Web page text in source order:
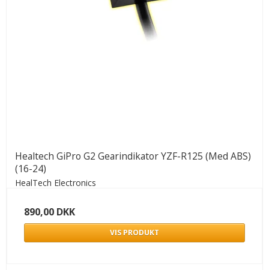
Healtech GiPro G2 Gearindikator YZF-R125 (Med ABS)
(16-24)
HealTech Electronics
890,00 DKK
VIS PRODUKT